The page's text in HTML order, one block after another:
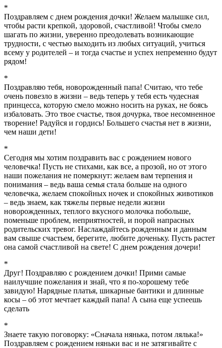
*
Поздравляем с днем рождения дочки! Желаем малышке сил,
чтобы расти крепкой, здоровой, счастливой! Чтобы смело
шагать по жизни, уверенно преодолевать возникающие
трудности, с честью выходить из любых ситуаций, учиться
всему у родителей – и тогда счастье и успех непременно будут
рядом!
*
Поздравляю тебя, новорожденный папа! Считаю, что тебе
очень повезло в жизни – ведь теперь у тебя есть чудесная
принцесса, которую смело можно носить на руках, не боясь
избаловать. Это твое счастье, твоя дочурка, твое несомненное
творение! Радуйся и гордись! Большего счастья нет в жизни,
чем наши дети!
*
Сегодня мы хотим поздравить вас с рождением нового
человечка! Пусть не стихами, как все, а прозой, но от этого
наши пожелания не померкнут: желаем вам терпения и
понимания – ведь ваша семья стала больше на одного
человечка, желаем спокойных ночек и спокойных животиков
– ведь знаем, как тяжелы первые недели жизни
новорожденных, теплого вкусного молочка побольше,
поменьше проблем, неприятностей, и порой напрасных
родительских тревог. Наслаждайтесь рожденным и данным
вам свыше счастьем, берегите, любите доченьку. Пусть растет
она самой счастливой на свете! С днем рождения дочери!
*
Друг! Поздравляю с рождением дочки! Прими самые
наилучшие пожелания и знай, что я по-хорошему тебе
завидую! Нарядные платья, шикарные бантики и длинные
косы – об этот мечтает каждый папа! А сына еще успеешь
сделать
*
Знаете такую поговорку: «Сначала нянька, потом лялька!»
Поздравляем с рождением няньки вас и не затягивайте с